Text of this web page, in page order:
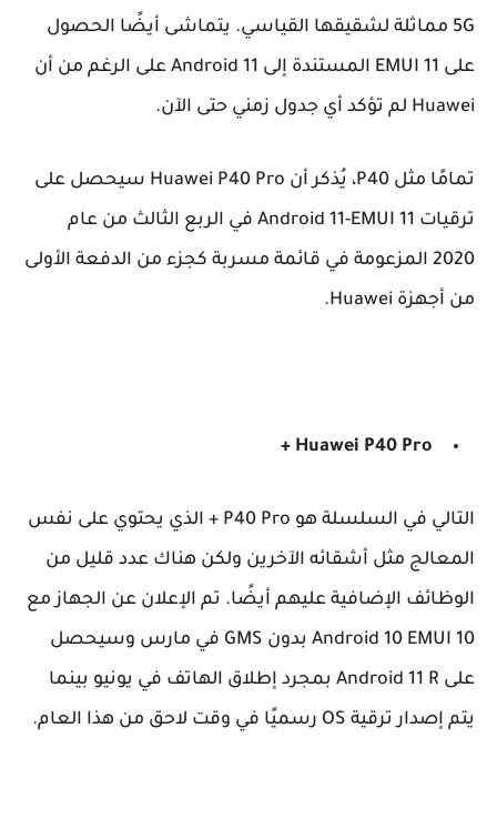
5G مماثلة لشقيقها القياسي. يتماشى أيضًا الحصول
على EMUI 11 المستندة إلى Android 11 على الرغم من أن
Huawei لم تؤكد أي جدول زمني حتى الآن.
تمامًا مثل P40، يُذكر أن Huawei P40 Pro سيحصل على
ترقيات Android 11-EMUI 11 في الربع الثالث من عام
2020 المزعومة في قائمة مسربة كجزء من الدفعة الأولى
من أجهزة Huawei.
Huawei P40 Pro +
التالي في السلسلة هو P40 Pro + الذي يحتوي على نفس
المعالج مثل أشقائه الآخرين ولكن هناك عدد قليل من
الوظائف الإضافية عليهم أيضًا. تم الإعلان عن الجهاز مع
Android 10 EMUI 10 بدون GMS في مارس وسيحصل
على Android 11 R بمجرد إطلاق الهاتف في يونيو بينما
يتم إصدار ترقية OS رسميًا في وقت لاحق من هذا العام.